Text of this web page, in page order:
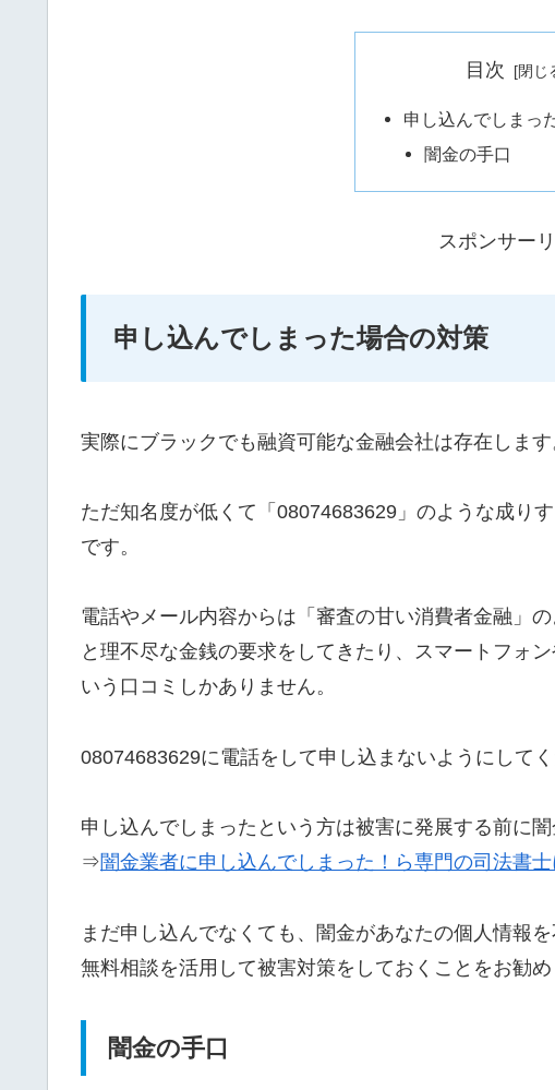
目次
申し込んでしまっ
闇金の手口
スポンサー
申し込んでしまった場合の対策
実際にブラックでも融資可能な金融会社は存在します
ただ知名度が低くて「08074683629」のような成り
です。
電話やメール内容からは「審査の甘い消費者金融」
と理不尽な金銭の要求をしてきたり、スマートフォ
いう口コミしかありません。
08074683629に電話をして申し込まないようにしてく
申し込んでしまったという方は被害に発展する前に
⇒闇金業者に申し込んでしまった！ら専門の司法書
まだ申し込んでなくても、闇金があなたの個人情報
無料相談を活用して被害対策をしておくことをお勧め
闇金の手口